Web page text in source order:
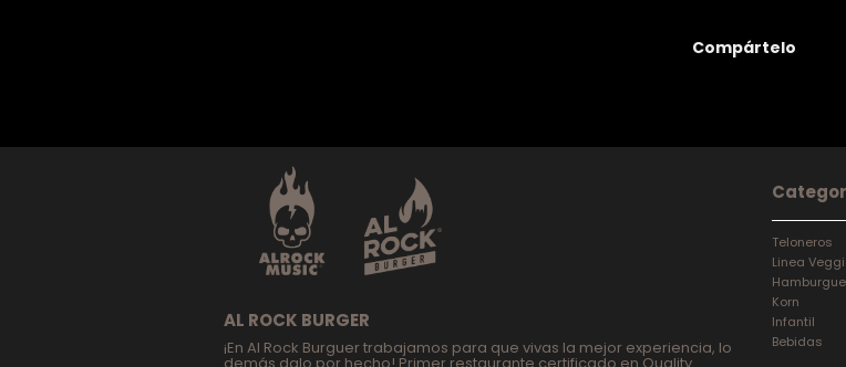
Compártelo
AL ROCK BURGER
¡En Al Rock Burguer trabajamos para que vivas la mejor experiencia, lo
Teloneros
Linea
Korn
Infantil
Bebidas